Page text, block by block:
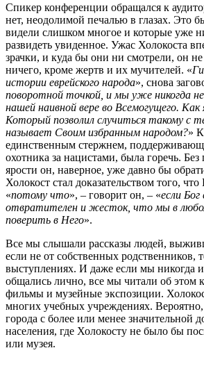
Спикер конференции обращался к
нет, неодолимой печалью в глазах. Это
видели слишком многое и которые уже
развидеть увиденное. Ужас Холокоста
зрачки, и куда бы они ни смотрели, он
ничего, кроме жертв и их мучителей. «
истории еврейского народа», снова
поворотной точкой, и мы уже никогда
нашей наивной вере во Всемогущего. Как
Который позволил случиться такому с
называет Своим избранным народом?»
единственным стержнем,
охотника за нацистами, была горечь.
ярости он, наверное, уже давно бы
Холокост стал доказательством того, что
«потому что», – говорит он, – «если
отвратителен и жесток, что мы в
поверить в Него».
Все мы слышали рассказы людей,
если не от собственных родственников,
выступлениях. И даже если мы никогда
общались лично, все мы читали об этом
фильмы и музейные экспозиции.
многих учебных учреждениях.
города с более или менее значительной
населения, где Холокосту не было бы
или музея.